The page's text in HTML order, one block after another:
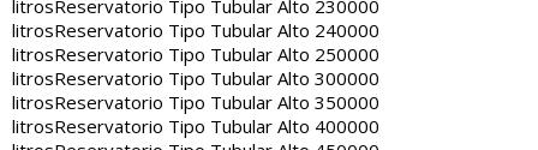
litrosReservatorio Tipo Tubular Alto 230000
litrosReservatorio Tipo Tubular Alto 240000
litrosReservatorio Tipo Tubular Alto 250000
litrosReservatorio Tipo Tubular Alto 300000
litrosReservatorio Tipo Tubular Alto 350000
litrosReservatorio Tipo Tubular Alto 400000